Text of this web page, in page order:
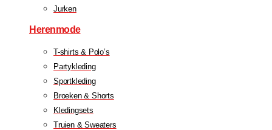
Jurken
Herenmode
T-shirts & Polo’s
Partykleding
Sportkleding
Broeken & Shorts
Kledingsets
Truien & Sweaters